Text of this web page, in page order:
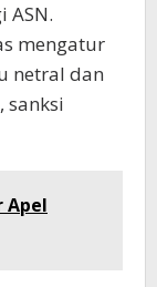
ASN.
mengatur
netral dan
sanksi
Apel